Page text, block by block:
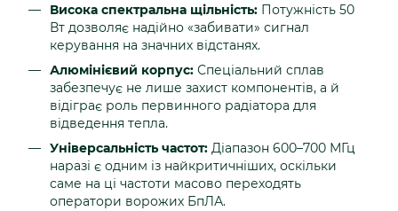
Висока спектральна щільність: Потужність 50
Вт дозволяє надійно «забивати» сигнал
керування на значних відстанях.
Алюмінієвий корпус: Спеціальний сплав
забезпечує не лише захист компонентів, а й
відіграє роль первинного радіатора для
відведення тепла.
Універсальність частот: Діапазон 600–700 МГц
наразі є одним із найкритичніших, оскільки
саме на ці частоти масово переходять
оператори ворожих БпЛА.